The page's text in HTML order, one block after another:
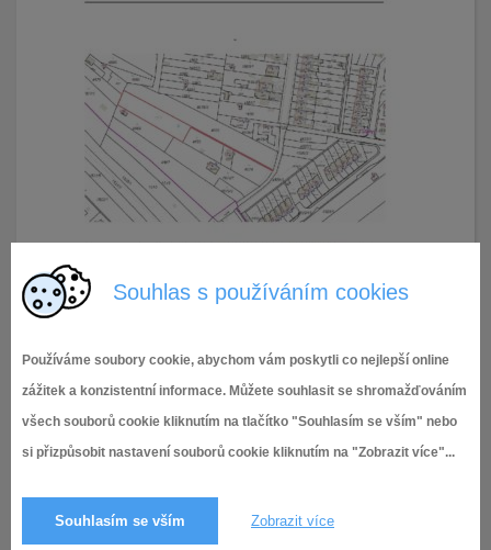
Souhlas s používáním cookies
Používáme soubory cookie, abychom vám poskytli co nejlepší online
zážitek a konzistentní informace. Můžete souhlasit se shromažďováním
všech souborů cookie kliknutím na tlačítko "Souhlasím se vším" nebo
si přizpůsobit nastavení souborů cookie kliknutím na "Zobrazit více"...
Souhlasím se vším Zobrazit více
25.11.2020